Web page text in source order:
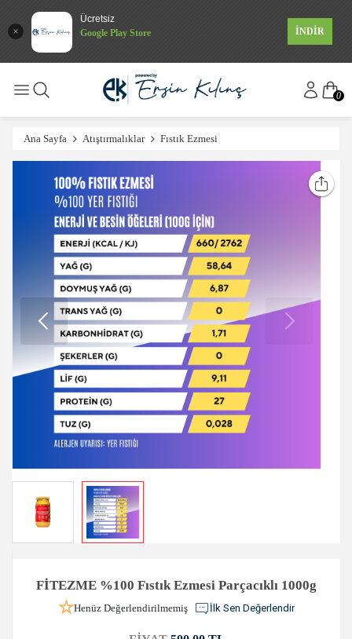
Ücretsiz
Google Play Store
İNDİR
0
Ana Sayfa Atıştırmalıklar Fıstık Ezmesi
FİTEZME %100 Fıstık Ezmesi Parçacıklı 1000g
Henüz Değerlendirilmemiş İlk Sen Değerlendir